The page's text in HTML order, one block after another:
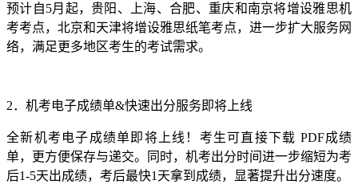
预计自5月起，贵阳、上海、合肥、重庆和南京将增设雅思机
考考点，北京和天津将增设雅思纸笔考点，进一步扩大服务网
络，满足更多地区考生的考试需求。
2．机考电子成绩单&快速出分服务即将上线
全新机考电子成绩单即将上线！考生可直接下载 PDF成绩
单，更方便保存与递交。同时，机考出分时间进一步缩短为考
后1-5天出成绩，考后最快1天拿到成绩，显著提升出分速度。